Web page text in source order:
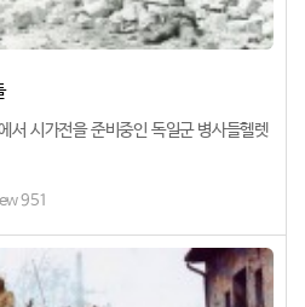
시가전을 준비중인 독일군 병사들헬렛
951